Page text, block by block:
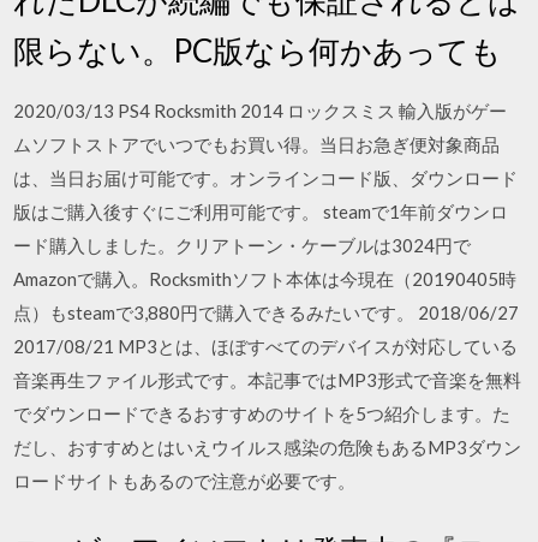
限らない。PC版なら何かあっても
2020/03/13 PS4 Rocksmith 2014 ロックスミス 輸入版がゲー
ムソフトストアでいつでもお買い得。当日お急ぎ便対象商品
は、当日お届け可能です。オンラインコード版、ダウンロード
版はご購入後すぐにご利用可能です。 steamで1年前ダウンロ
ード購入しました。クリアトーン・ケーブルは3024円で
Amazonで購入。Rocksmithソフト本体は今現在（20190405時
点）もsteamで3,880円で購入できるみたいです。 2018/06/27
2017/08/21 MP3とは、ほぼすべてのデバイスが対応している
音楽再生ファイル形式です。本記事ではMP3形式で音楽を無料
でダウンロードできるおすすめのサイトを5つ紹介します。た
だし、おすすめとはいえウイルス感染の危険もあるMP3ダウン
ロードサイトもあるので注意が必要です。